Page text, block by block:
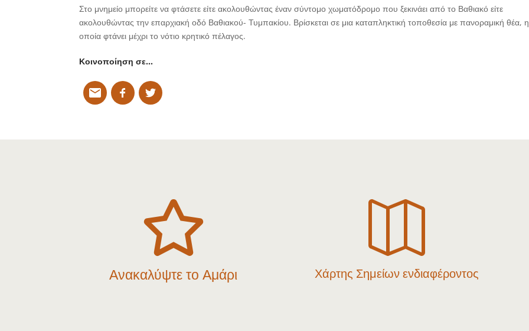
Στο μνημείο μπορείτε να φτάσετε είτε ακολουθώντας έναν σύντομο χωματόδρομο που ξεκινάει από το Βαθιακό είτε
ακολουθώντας την επαρχιακή οδό Βαθιακού- Τυμπακίου. Βρίσκεται σε μια καταπληκτική τοποθεσία με πανοραμική θέα, η
οποία φτάνει μέχρι το νότιο κρητικό πέλαγος.
Κοινοποίηση σε…

Ανακαλύψτε το Αμάρι

Χάρτης Σημείων ενδιαφέροντος